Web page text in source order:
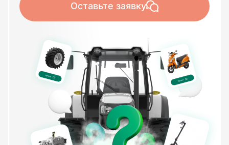
Оставьте заявку